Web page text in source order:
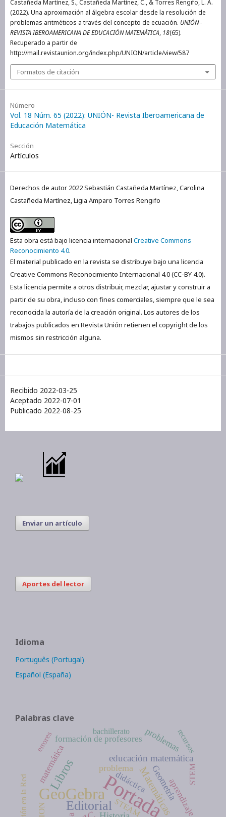
Castañeda Martínez, S., Castañeda Martínez, C., & Torres Rengifo, L. A.
(2022). Una aproximación al álgebra escolar desde la resolución de
problemas aritméticos a través del concepto de ecuación. UNIÓN -
REVISTA IBEROAMERICANA DE EDUCACIÓN MATEMÁTICA, 18(65).
Recuperado a partir de
http://mail.revistaunion.org/index.php/UNION/article/view/587
Formatos de citación
Número
Vol. 18 Núm. 65 (2022): UNIÓN- Revista Iberoamericana de
Educación Matemática
Sección
Artículos
Derechos de autor 2022 Sebastián Castañeda Martínez, Carolina
Castañeda Martínez, Ligia Amparo Torres Rengifo
Esta obra está bajo licencia internacional Creative Commons
Reconocimiento 4.0.
El material publicado en la revista se distribuye bajo una licencia
Creative Commons Reconocimiento Internacional 4.0 (CC-BY 4.0).
Esta licencia permite a otros distribuir, mezclar, ajustar y construir a
partir de su obra, incluso con fines comerciales, siempre que le sea
reconocida la autoría de la creación original. Los autores de los
trabajos publicados en Revista Unión retienen el copyright de los
mismos sin restricción alguna.
Recibido 2022-03-25
Aceptado 2022-07-01
Publicado 2022-08-25
Enviar un artículo
Aportes del lector
Idioma
Português (Portugal)
Español (España)
Palabras clave
Portada
GeoGebra
Editorial
Libros Matemáticas
educación matemática
matemática problema Geometría
problemas
formación de profesores
aprendizaje
didáctica STEM
bachillerato
errores recursos
STEAM